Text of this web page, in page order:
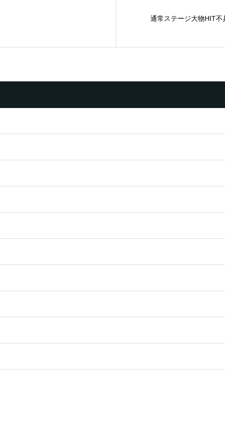
通常ステージ大物HIT不